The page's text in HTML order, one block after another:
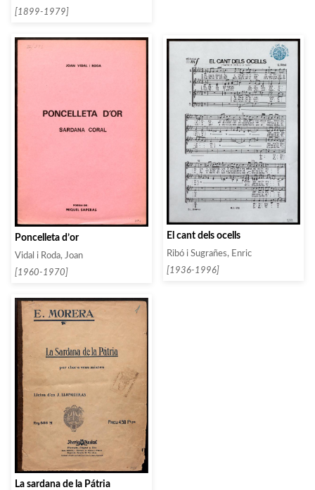
[1899-1979]
Poncelleta d’or
Vidal i Roda, Joan
[1960-1970]
El cant dels ocells
Ribó i Sugrañes, Enric
[1936-1996]
La sardana de la Pátria